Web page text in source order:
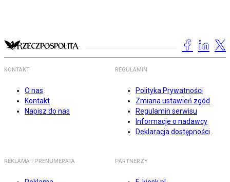
KONTAKT
O nas
Kontakt
Napisz do nas
REGULAMIN
Polityka Prywatności
Zmiana ustawień zgód
Regulamin serwisu
Informacje o nadawcy
Deklaracja dostępności
REKLAMA I PRENUMERATA PARTNERZY